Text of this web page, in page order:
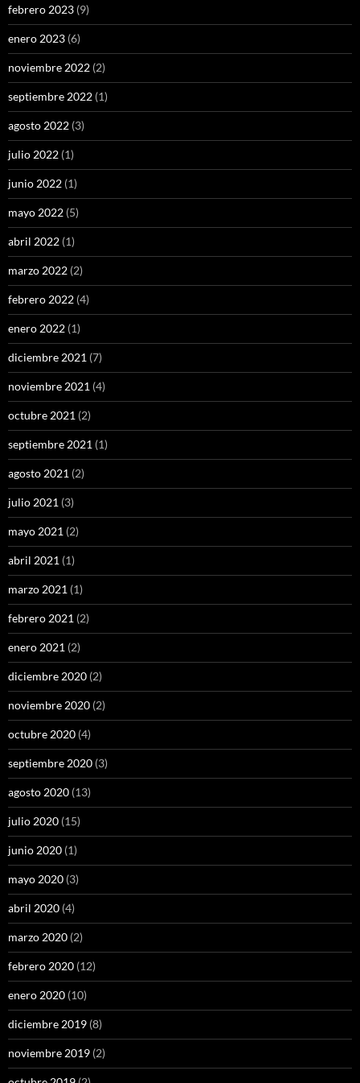
febrero 2023 (9)
enero 2023 (6)
noviembre 2022 (2)
septiembre 2022 (1)
agosto 2022 (3)
julio 2022 (1)
junio 2022 (1)
mayo 2022 (5)
abril 2022 (1)
marzo 2022 (2)
febrero 2022 (4)
enero 2022 (1)
diciembre 2021 (7)
noviembre 2021 (4)
octubre 2021 (2)
septiembre 2021 (1)
agosto 2021 (2)
julio 2021 (3)
mayo 2021 (2)
abril 2021 (1)
marzo 2021 (1)
febrero 2021 (2)
enero 2021 (2)
diciembre 2020 (2)
noviembre 2020 (2)
octubre 2020 (4)
septiembre 2020 (3)
agosto 2020 (13)
julio 2020 (15)
junio 2020 (1)
mayo 2020 (3)
abril 2020 (4)
marzo 2020 (2)
febrero 2020 (12)
enero 2020 (10)
diciembre 2019 (8)
noviembre 2019 (2)